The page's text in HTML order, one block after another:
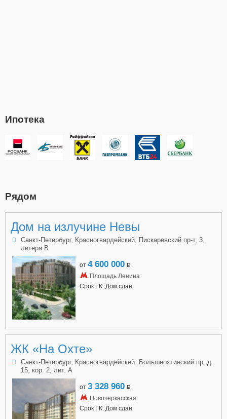
Ипотека
Рядом
Дом на излучине Невы
Санкт-Петербург, Красногвардейский, Пискаревский пр-т, 3,
литера В
от 4 600 000 a
Площадь Ленина
Срок ГК: Дом сдан
ЖК «На Охте»
Санкт-Петербург, Красногвардейский, Большеохтинский пр.,д.
15, кор. 2, лит. А
от 3 328 960 a
Новочеркасская
Срок ГК: Дом сдан